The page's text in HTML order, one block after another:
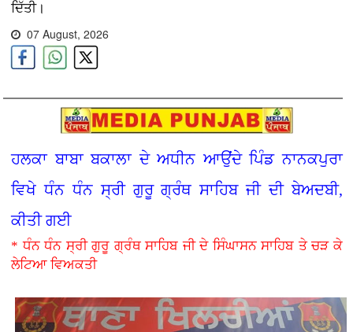
ਦਿੱਤੀ।
07 August, 2026
ਹਲਕਾ ਬਾਬਾ ਬਕਾਲਾ ਦੇ ਅਧੀਨ ਆਉਂਦੇ ਪਿੰਡ ਨਾਨਕਪੁਰਾ
ਵਿਖੇ ਧੰਨ ਧੰਨ ਸ੍ਰੀ ਗੁਰੂ ਗ੍ਰੰਥ ਸਾਹਿਬ ਜੀ ਦੀ ਬੇਅਦਬੀ,
ਕੀਤੀ ਗਈ
* ਧੰਨ ਧੰਨ ਸ੍ਰੀ ਗੁਰੂ ਗ੍ਰੰਥ ਸਾਹਿਬ ਜੀ ਦੇ ਸਿੰਘਾਸਨ ਸਾਹਿਬ ਤੇ ਚੜ ਕੇ
ਲੇਟਿਆ ਵਿਅਕਤੀ